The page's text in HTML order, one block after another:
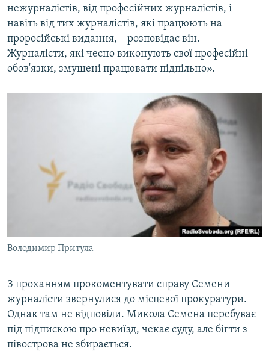
нежурналістів, від професійних журналістів, і
навіть від тих журналістів, які працюють на
проросійські видання, ‒ розповідає він. ‒
Журналісти, які чесно виконують свої професійні
обов'язки, змушені працювати підпільно».
Володимир Притула
З проханням прокоментувати справу Семени
журналісти звернулися до місцевої прокуратури.
Однак там не відповіли. Микола Семена перебуває
під підпискою про невиїзд, чекає суду, але бігти з
півострова не збирається.